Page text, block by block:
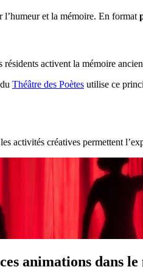
l’humeur et la mémoire. En format
résidents activent la mémoire
du Théâtre des Poètes utilise ce
activités créatives permettent
animations dans le